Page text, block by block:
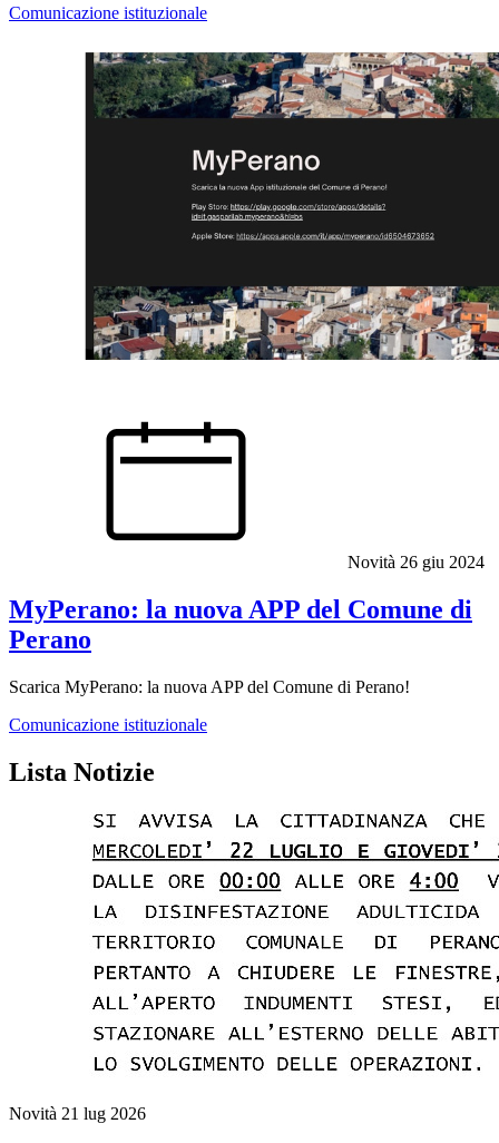
Comunicazione istituzionale
Novità 26 giu 2024
MyPerano: la nuova APP del Comune di
Perano
Scarica MyPerano: la nuova APP del Comune di Perano!
Comunicazione istituzionale
Lista Notizie
Novità 21 lug 2026